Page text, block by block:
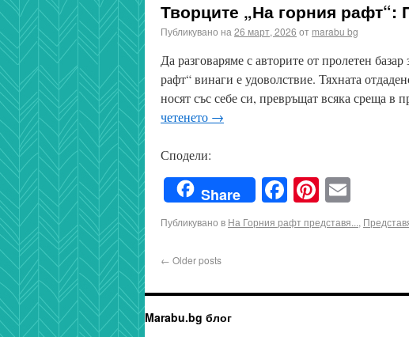
Творците „На горния рафт“:
Публикувано на 26 март, 2026 от marabu bg
Да разговаряме с авторите от пролетен
рафт“ винаги е удоволствие. Тяхната
носят със себе си, превръщат всяка среща
четенето →
Сподели:
Share Facebook
Pinterest
Публикувано в На Горния рафт представя...,
← Older posts
Marabu.bg блог